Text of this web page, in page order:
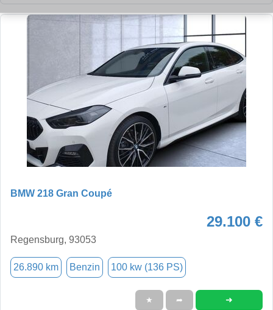
BMW 218 Gran Coupé
29.100 €
Regensburg, 93053
26.890 km Benzin 100 kw (136 PS)
★ ➦ ➜